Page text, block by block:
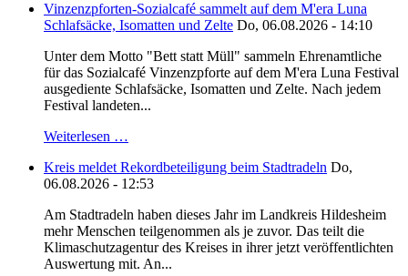
Vinzenzpforten-Sozialcafé sammelt auf dem M'era Luna
Schlafsäcke, Isomatten und Zelte Do, 06.08.2026 - 14:10
Unter dem Motto "Bett statt Müll" sammeln Ehrenamtliche
für das Sozialcafé Vinzenzpforte auf dem M'era Luna Festival
ausgediente Schlafsäcke, Isomatten und Zelte. Nach jedem
Festival landeten...
Weiterlesen …
Kreis meldet Rekordbeteiligung beim Stadtradeln Do,
06.08.2026 - 12:53
Am Stadtradeln haben dieses Jahr im Landkreis Hildesheim
mehr Menschen teilgenommen als je zuvor. Das teilt die
Klimaschutzagentur des Kreises in ihrer jetzt veröffentlichten
Auswertung mit. An...